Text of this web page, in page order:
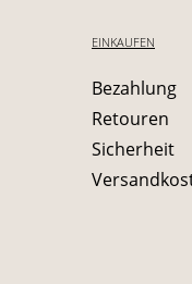
EINKAUFEN
Bezahlung
Retouren
Sicherheit